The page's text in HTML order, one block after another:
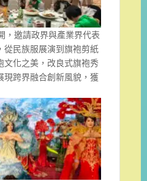
，邀請政界與產業界代表
從民族服展演到旗袍剪紙
文化之美，改良式旗袍秀
現跨界融合創新風貌，獲